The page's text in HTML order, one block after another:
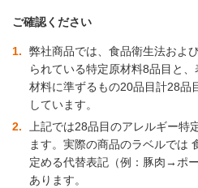
ご確認ください
1
弊社商品では、食品衛生法およ
られている特定原材料8品目と
材料に準ずるもの20品目計28品
しています。
2
上記では28品目のアレルギー
ます。実際の商品のラベルでは
定める代替表記（例：豚肉→ポ
あります。